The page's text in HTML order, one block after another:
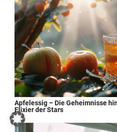
Apfelessig – Die Geheimnisse
Elixier der Stars